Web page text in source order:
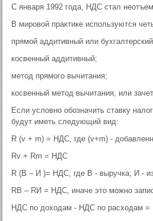
С января 1992 года, НДС стал
В мировой практике используются
прямой аддитивный или
косвенный аддитивный;
метод прямого вычитания;
косвенный метод вычитания, или
Если условно обозначить ставку
будут иметь следующий вид:
R (v + m) = НДС, где (v+m) -
Rv + Rm = НДС
R (B – И )= НДС, где В - выручка; И -
RB – RИ = НДС, иначе это можно
НДС по доходам - НДС по расходам